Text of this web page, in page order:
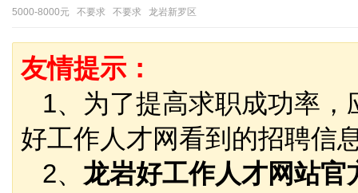
5000-8000元 不要求 不要求 龙岩新罗区
友情提示：
1、为了提高求职成功率，
好工作人才网看到的招聘信
2、 龙岩好工作人才网站